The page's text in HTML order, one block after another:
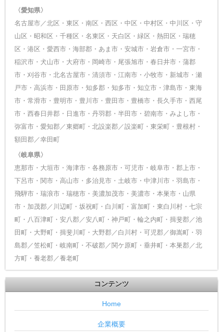
〈愛知県〉
名古屋市／北区・東区・南区・西区・中区・中村区・中川区・守
山区・昭和区・千種区・名東区・天白区・緑区・熱田区・瑞穂
区・港区・愛西市・海部郡・あま市・安城市・岩倉市・一宮市・
稲沢市・犬山市・大府市・岡崎市・尾張旭市・春日井市・蒲郡
市・刈谷市・北名古屋市・清須市・江南市・小牧市・新城市・瀬
戸市・高浜市・田原市・知多郡・知多市・知立市・津島市・東海
市・常滑市・豊明市・豊川市・豊田市・豊橋市・長久手市・西尾
市・西春日井郡・日進市・丹羽郡・半田市・碧南市・みよし市・
弥富市・愛知郡／東郷町・北設楽郡／設楽町・東栄町・豊根村・
額田郡／幸田町
〈岐阜県〉
恵那市・大垣市・海津市・各務原市・可児市・岐阜市・郡上市・
下呂市・関市・高山市・多治見市・土岐市・中津川市・羽島市・
飛騨市・瑞浪市・瑞穂市・美濃加茂市・美濃市・本巣市・山県
市・加茂郡／川辺町・坂祝町・白川町・富加町・東白川村・七宗
町・八百津町・安八郡／安八町・神戸町・輪之内町・揖斐郡／池
田町・大野町・揖斐川町・大野郡／白川村・可児郡／御嵩町・羽
島郡／笠松町・岐南町・不破郡／関ケ原町・垂井町・本巣郡／北
方町・養老郡／養老町
コンテンツ
Home
企業概要